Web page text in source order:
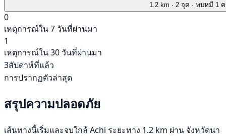
1.2 km · 2 จุด · พบหมี 1
0
เหตุการณ์ใน 7 วันที่ผ่านมา
1
เหตุการณ์ใน 30 วันที่ผ่านมา
3สัปดาห์ที่แล้ว
การปรากฏตัวล่าสุด
สรุปความปลอดภัย
เส้นทางนี้เริ่มและจบใกล้ Achi ระยะทาง 1.2 km ผ่าน จังหวัดนา